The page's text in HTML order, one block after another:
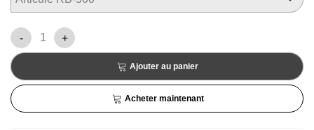
- +
Ajouter au panier
Acheter maintenant